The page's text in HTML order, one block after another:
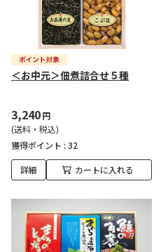
＜お中元＞佃煮詰合せ５種
3,240円
(送料・税込)
獲得ポイント : 32
詳細 カートに入れる